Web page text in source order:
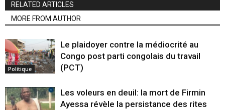
RELATED ARTICLES
MORE FROM AUTHOR
Politique
Le plaidoyer contre la médiocrité au
Congo post parti congolais du travail
(PCT)
Les voleurs en deuil: la mort de Firmin
Ayessa révèle la persistance des rites